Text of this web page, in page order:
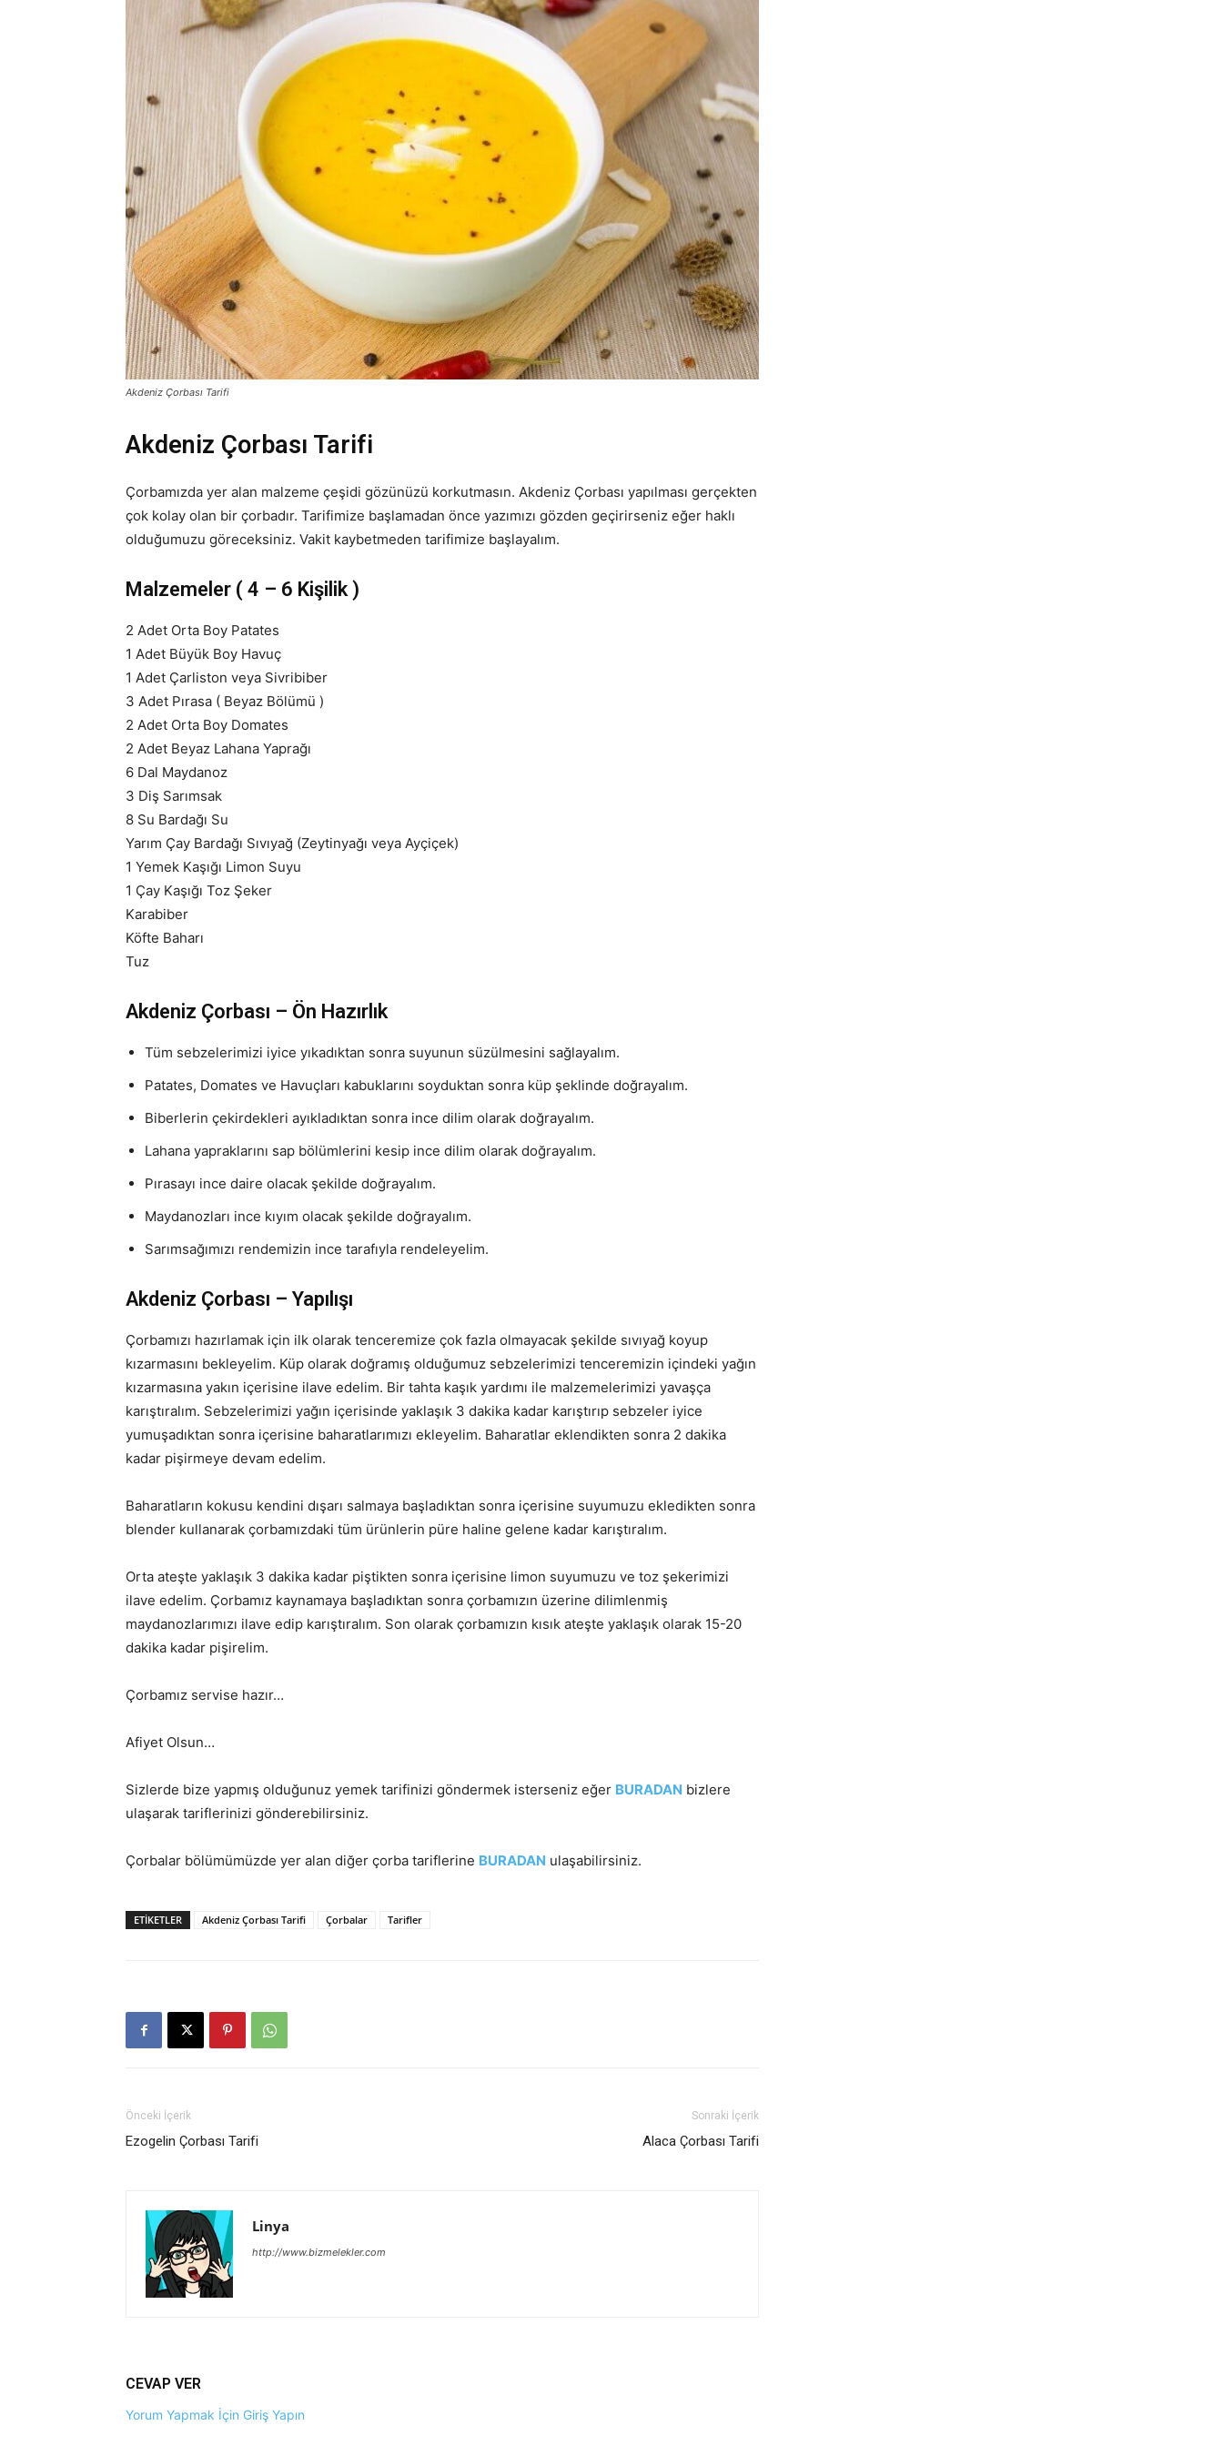
Akdeniz Çorbası Tarifi
Akdeniz Çorbası Tarifi
Çorbamızda yer alan malzeme çeşidi gözünüzü korkutmasın. Akdeniz Çorbası yapılması gerçekten
çok kolay olan bir çorbadır. Tarifimize başlamadan önce yazımızı gözden geçirirseniz eğer haklı
olduğumuzu göreceksiniz. Vakit kaybetmeden tarifimize başlayalım.
Malzemeler ( 4 – 6 Kişilik )
2 Adet Orta Boy Patates
1 Adet Büyük Boy Havuç
1 Adet Çarliston veya Sivribiber
3 Adet Pırasa ( Beyaz Bölümü )
2 Adet Orta Boy Domates
2 Adet Beyaz Lahana Yaprağı
6 Dal Maydanoz
3 Diş Sarımsak
8 Su Bardağı Su
Yarım Çay Bardağı Sıvıyağ (Zeytinyağı veya Ayçiçek)
1 Yemek Kaşığı Limon Suyu
1 Çay Kaşığı Toz Şeker
Karabiber
Köfte Baharı
Tuz
Akdeniz Çorbası – Ön Hazırlık
Tüm sebzelerimizi iyice yıkadıktan sonra suyunun süzülmesini sağlayalım.
Patates, Domates ve Havuçları kabuklarını soyduktan sonra küp şeklinde doğrayalım.
Biberlerin çekirdekleri ayıkladıktan sonra ince dilim olarak doğrayalım.
Lahana yapraklarını sap bölümlerini kesip ince dilim olarak doğrayalım.
Pırasayı ince daire olacak şekilde doğrayalım.
Maydanozları ince kıyım olacak şekilde doğrayalım.
Sarımsağımızı rendemizin ince tarafıyla rendeleyelim.
Akdeniz Çorbası – Yapılışı
Çorbamızı hazırlamak için ilk olarak tenceremize çok fazla olmayacak şekilde sıvıyağ koyup
kızarmasını bekleyelim. Küp olarak doğramış olduğumuz sebzelerimizi tenceremizin içindeki yağın
kızarmasına yakın içerisine ilave edelim. Bir tahta kaşık yardımı ile malzemelerimizi yavaşça
karıştıralım. Sebzelerimizi yağın içerisinde yaklaşık 3 dakika kadar karıştırıp sebzeler iyice
yumuşadıktan sonra içerisine baharatlarımızı ekleyelim. Baharatlar eklendikten sonra 2 dakika
kadar pişirmeye devam edelim.
Baharatların kokusu kendini dışarı salmaya başladıktan sonra içerisine suyumuzu ekledikten sonra
blender kullanarak çorbamızdaki tüm ürünlerin püre haline gelene kadar karıştıralım.
Orta ateşte yaklaşık 3 dakika kadar piştikten sonra içerisine limon suyumuzu ve toz şekerimizi
ilave edelim. Çorbamız kaynamaya başladıktan sonra çorbamızın üzerine dilimlenmiş
maydanozlarımızı ilave edip karıştıralım. Son olarak çorbamızın kısık ateşte yaklaşık olarak 15-20
dakika kadar pişirelim.
Çorbamız servise hazır…
Afiyet Olsun…
Sizlerde bize yapmış olduğunuz yemek tarifinizi göndermek isterseniz eğer BURADAN bizlere
ulaşarak tariflerinizi gönderebilirsiniz.
Çorbalar bölümümüzde yer alan diğer çorba tariflerine BURADAN ulaşabilirsiniz.
ETIKETLER Akdeniz Çorbası Tarifi Çorbalar Tarifler
Önceki İçerik
Ezogelin Çorbası Tarifi
Sonraki İçerik
Alaca Çorbası Tarifi
Linya
http://www.bizmelekler.com
CEVAP VER
Yorum Yapmak İçin Giriş Yapın